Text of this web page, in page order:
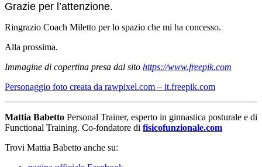
Grazie per l’attenzione.
Ringrazio Coach Miletto per lo spazio che mi ha concesso.
Alla prossima.
Immagine di copertina presa dal sito https://www.freepik.com
Personaggio foto creata da rawpixel.com – it.freepik.com
Mattia Babetto Personal Trainer, esperto in ginnastica posturale e di
Functional Training. Co-fondatore di fisicofunzionale.com
Trovi Mattia Babetto anche su: